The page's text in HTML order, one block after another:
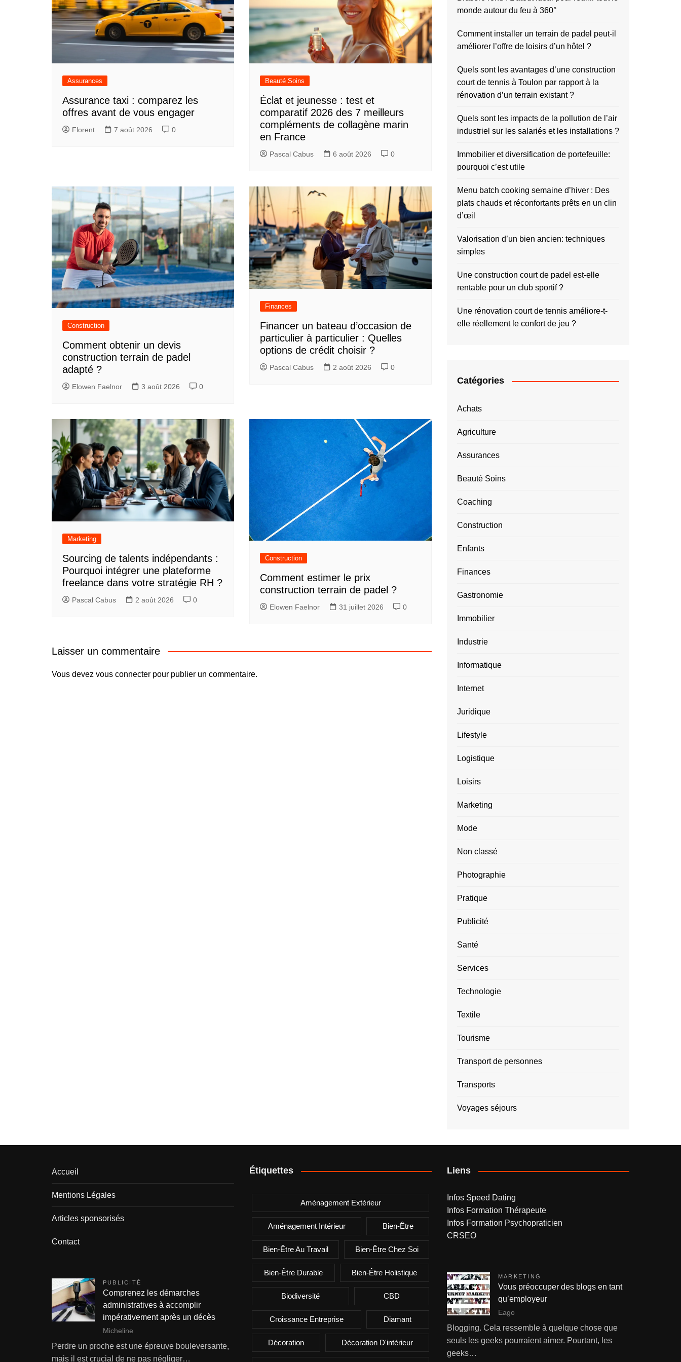
Assurances
Assurance taxi : comparez les
offres avant de vous engager
Florent 7 août 2026 0
Beauté Soins
Éclat et jeunesse : test et
comparatif 2026 des 7 meilleurs
compléments de collagène marin
en France
Pascal Cabus 6 août 2026 0
Construction
Comment obtenir un devis
construction terrain de padel
adapté ?
Elowen Faelnor 3 août 2026 0
Finances
Financer un bateau d’occasion de
particulier à particulier : Quelles
options de crédit choisir ?
Pascal Cabus 2 août 2026 0
Marketing
Sourcing de talents indépendants :
Pourquoi intégrer une plateforme
freelance dans votre stratégie RH ?
Pascal Cabus 2 août 2026 0
Construction
Comment estimer le prix
construction terrain de padel ?
Elowen Faelnor 31 juillet 2026 0
Laisser un commentaire
Vous devez vous connecter pour publier un commentaire.
monde autour du feu à 360°
Comment installer un terrain de padel peut-il
améliorer l’offre de loisirs d’un hôtel ?
Quels sont les avantages d’une construction
court de tennis à Toulon par rapport à la
rénovation d’un terrain existant ?
Quels sont les impacts de la pollution de l’air
industriel sur les salariés et les installations ?
Immobilier et diversification de portefeuille:
pourquoi c’est utile
Menu batch cooking semaine d’hiver : Des
plats chauds et réconfortants prêts en un clin
d’œil
Valorisation d’un bien ancien: techniques
simples
Une construction court de padel est-elle
rentable pour un club sportif ?
Une rénovation court de tennis améliore-t-
elle réellement le confort de jeu ?
Catégories
Achats
Agriculture
Assurances
Beauté Soins
Coaching
Construction
Enfants
Finances
Gastronomie
Immobilier
Industrie
Informatique
Internet
Juridique
Lifestyle
Logistique
Loisirs
Marketing
Mode
Non classé
Photographie
Pratique
Publicité
Santé
Services
Technologie
Textile
Tourisme
Transport de personnes
Transports
Voyages séjours
Accueil
Mentions Légales
Articles sponsorisés
Contact
PUBLICITÉ
Comprenez les démarches
administratives à accomplir
impérativement après un décès
Micheline
Perdre un proche est une épreuve bouleversante,
mais il est crucial de ne pas négliger…
Étiquettes
Aménagement Extérieur
Aménagement Intérieur Bien-Être
Bien-Être Au Travail Bien-Être Chez Soi
Bien-Être Durable Bien-Être Holistique
Biodiversité CBD
Croissance Entreprise Diamant
Décoration Décoration D'intérieur
Liens
Infos Speed Dating
Infos Formation Thérapeute
Infos Formation Psychopraticien
CRSEO
MARKETING
Vous préoccuper des blogs en tant
qu’employeur
Eago
Blogging. Cela ressemble à quelque chose que
seuls les geeks pourraient aimer. Pourtant, les
geeks…